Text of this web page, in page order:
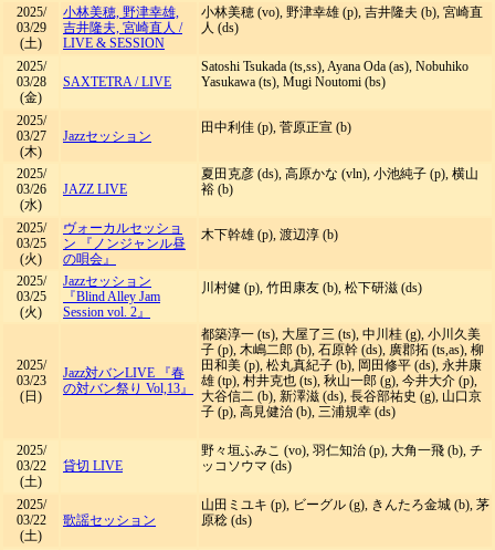
2025/
03/29
(土)
小林美穂, 野津幸雄,
吉井隆夫, 宮崎直人 /
LIVE & SESSION
小林美穂 (vo), 野津幸雄 (p), 吉井隆夫 (b), 宮崎直
人 (ds)
2025/
03/28
(金)
SAXTETRA/LIVE
Satoshi Tsukada (ts,ss), Ayana Oda (as), Nobuhiko
Yasukawa (ts), Mugi Noutomi (bs)
2025/
03/27
(木)
Jazzセッション
田中利佳 (p), 菅原正宣 (b)
2025/
03/26
(水)
JAZZ LIVE
夏田克彦 (ds), 高原かな (vln), 小池純子 (p), 横山
裕 (b)
2025/
03/25
(火)
ヴォーカルセッショ
ン 『ノンジャンル昼
の唄会』
木下幹雄 (p), 渡辺淳 (b)
2025/
03/25
(火)
Jazzセッション
『Blind Alley Jam
Session vol. 2』
川村健 (p), 竹田康友 (b), 松下研滋 (ds)
2025/
03/23
(日)
Jazz対バンLIVE 『春
の対バン祭り Vol,13』
都築淳一 (ts), 大屋了三 (ts), 中川桂 (g), 小川久美
子 (p), 木嶋二郎 (b), 石原幹 (ds), 廣郡拓 (ts,as), 柳
田和美 (p), 松丸真紀子 (b), 岡田修平 (ds), 永井康
雄 (tp), 村井克也 (ts), 秋山一郎 (g), 今井大介 (p),
大谷信二 (b), 新澤滋 (ds), 長谷部祐史 (g), 山口京
子 (p), 高見健治 (b), 三浦規幸 (ds)
2025/
03/22
(土)
貸切 LIVE
野々垣ふみこ (vo), 羽仁知治 (p), 大角一飛 (b), チ
ッコソウマ (ds)
2025/
03/22
(土)
歌謡セッション
山田ミユキ (p), ビーグル (g), きんたろ金城 (b), 茅
原稔 (ds)